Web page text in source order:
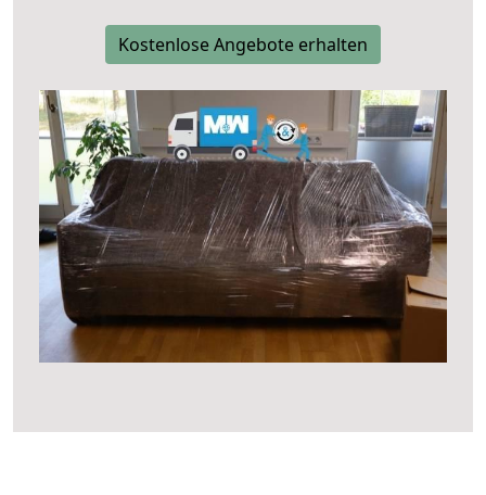
Kostenlose Angebote erhalten